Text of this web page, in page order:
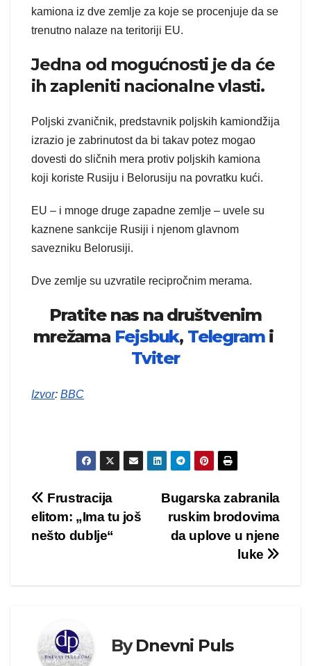
kamiona iz dve zemlje za koje se procenjuje da se
trenutno nalaze na teritoriji EU.
Jedna od mogućnosti je da će
ih zapleniti nacionalne vlasti.
Poljski zvaničnik, predstavnik poljskih kamiondžija
izrazio je zabrinutost da bi takav potez mogao
dovesti do sličnih mera protiv poljskih kamiona
koji koriste Rusiju i Belorusiju na povratku kući.
EU – i mnoge druge zapadne zemlje – uvele su
kaznene sankcije Rusiji i njenom glavnom
savezniku Belorusiji.
Dve zemlje su uzvratile recipročnim merama.
Pratite nas na društvenim
mrežama Fejsbuk, Telegrami
Tviter
Izvor: BBC
Kretanje
članka
Bugarska zabranila
ruskim brodovima
da uplove u njene
luke
Frustracija
elitom: „Ima tu još
nešto dublje“
ByDnevni Puls